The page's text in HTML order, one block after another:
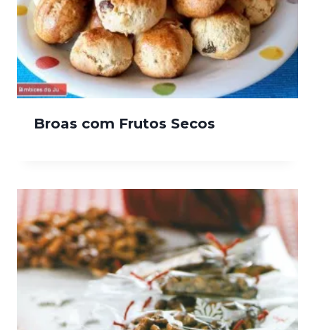
Broas com Frutos Secos